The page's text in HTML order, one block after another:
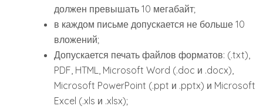
должен превышать 10 мегабайт;
в каждом письме допускается не больше 10
вложений;
Допускается печать файлов форматов: (.txt),
PDF, HTML, Microsoft Word (.doc и .docx),
Microsoft PowerPoint (.ppt и .pptx) и Microsoft
Excel (.xls и .xlsx);